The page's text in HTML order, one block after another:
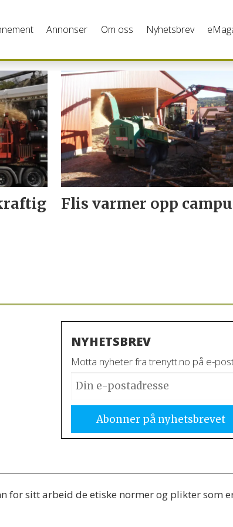
Annonser Om oss Nyhetsbrev
Flis varmer opp
NYHETSBREV
Motta nyheter fra trenytt.no på e-
for sitt arbeid de etiske normer og plikter som